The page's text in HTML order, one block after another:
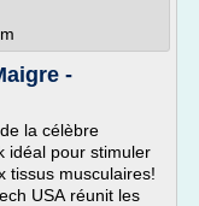
-
la célèbre
idéal pour stimuler
tissus musculaires!
USA réunit les